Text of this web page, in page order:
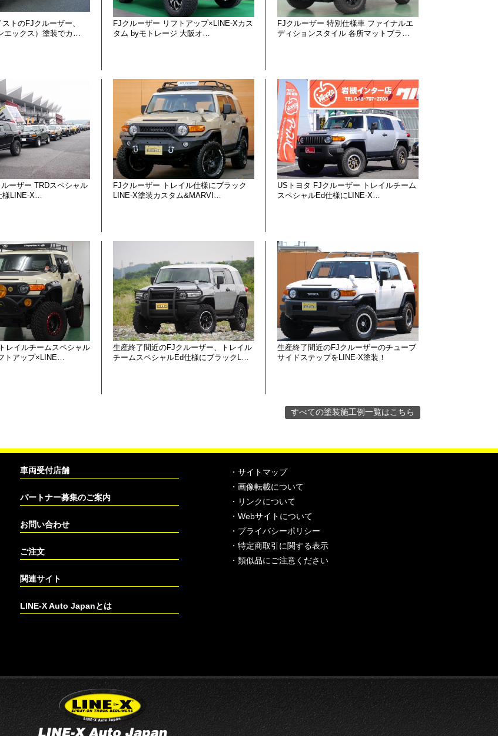
トのFJクルーザー、
エックス）塗装でカ…
FJクルーザー リフトアップ×LINE-Xカス
タム byモトレージ 大阪オ…
FJクルーザー 特別仕様車 ファイナルエ
ディションスタイル 各所マットブラ…
ーザー TRDスペシャル
様LINE-X…
FJクルーザー トレイル仕様にブラック
LINE-X塗装カスタム&MARVI…
USトヨタ FJクルーザー トレイルチーム
スペシャルEd仕様にLINE-X…
レイルチームスペシャル
トアップ×LINE…
生産終了間近のFJクルーザー、トレイル
チームスペシャルEd仕様にブラックL…
生産終了間近のFJクルーザーのチューブ
サイドステップをLINE-X塗装！
すべての塗装施工例一覧はこちら
車両受付店舗
パートナー募集のご案内
お問い合わせ
ご注文
関連サイト
LINE-X Auto Japanとは
・ サイトマップ
・ 画像転載について
・ リンクについて
・ Webサイトについて
・ プライバシーポリシー
・ 特定商取引に関する表示
・ 類似品にご注意ください